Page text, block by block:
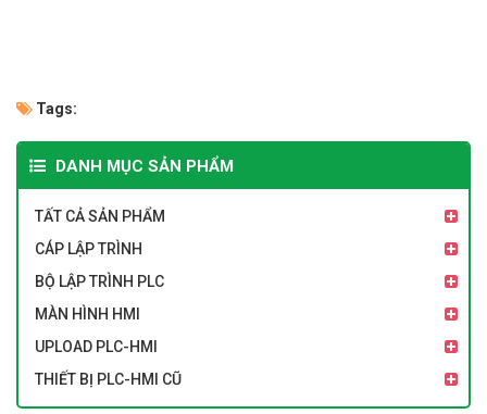
Tags:
DANH MỤC SẢN PHẨM
TẤT CẢ SẢN PHẨM
CÁP LẬP TRÌNH
BỘ LẬP TRÌNH PLC
MÀN HÌNH HMI
UPLOAD PLC-HMI
THIẾT BỊ PLC-HMI CŨ